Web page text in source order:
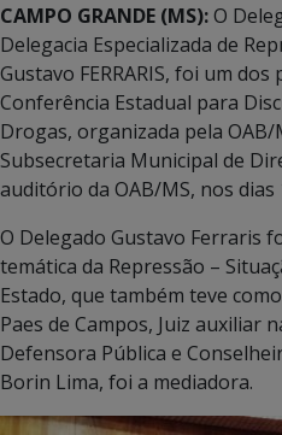
CAMPO GRANDE (MS):O
Delegacia Especializada de
Gustavo FERRARIS, foi um
Conferência Estadual para
Drogas, organizada pela OAB/
Subsecretaria Municipal de
auditório da OAB/MS, nos dias
O Delegado Gustavo Ferraris
temática da Repressão –
Estado, que também teve
Paes de Campos, Juiz auxiliar
Defensora Pública e
Borin Lima, foi a mediadora.